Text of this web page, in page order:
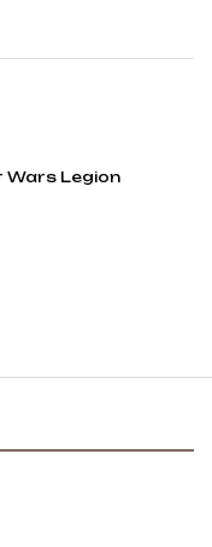
Wars Legion